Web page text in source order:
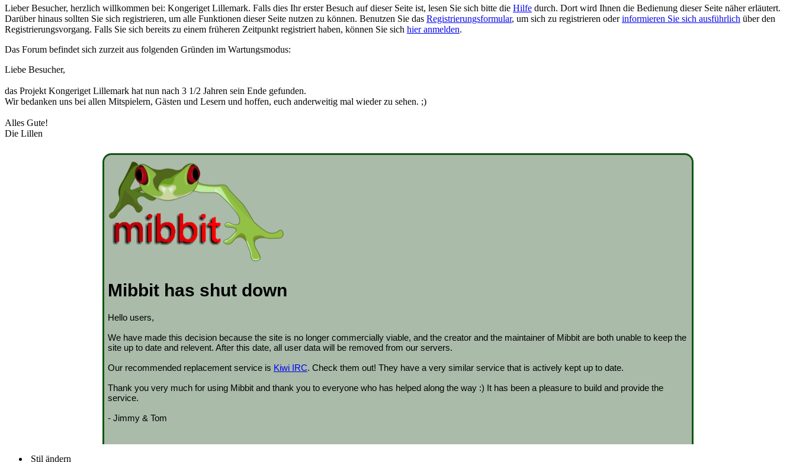
Lieber Besucher, herzlich willkommen bei: Kongeriget Lillemark. Falls dies Ihr erster Besuch auf dieser Seite ist, lesen Sie sich bitte die Hilfe durch. Dort wird Ihnen die Bedienung dieser Seite näher erläutert.
Darüber hinaus sollten Sie sich registrieren, um alle Funktionen dieser Seite nutzen zu können. Benutzen Sie das Registrierungsformular, um sich zu registrieren oderinformieren Sie sich ausführlich über den
Registrierungsvorgang. Falls Sie sich bereits zu einem früheren Zeitpunkt registriert haben, können Sie sich hier anmelden.
Das Forum befindet sich zurzeit aus folgenden Gründen im Wartungsmodus:
Liebe Besucher,
das Projekt Kongeriget Lillemark hat nun nach 3 1/2 Jahren sein Ende gefunden.
Wir bedanken uns bei allen Mitspielern, Gästen und Lesern und hoffen, euch anderweitig mal wieder zu sehen. ;)
Alles Gute!
Die Lillen
Stil ändern